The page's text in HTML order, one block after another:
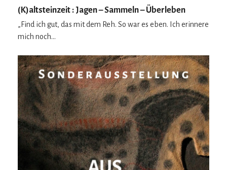
(K)altsteinzeit : Jagen – Sammeln – Überleben
„Find ich gut, das mit dem Reh. So war es eben. Ich erinnere
mich noch…